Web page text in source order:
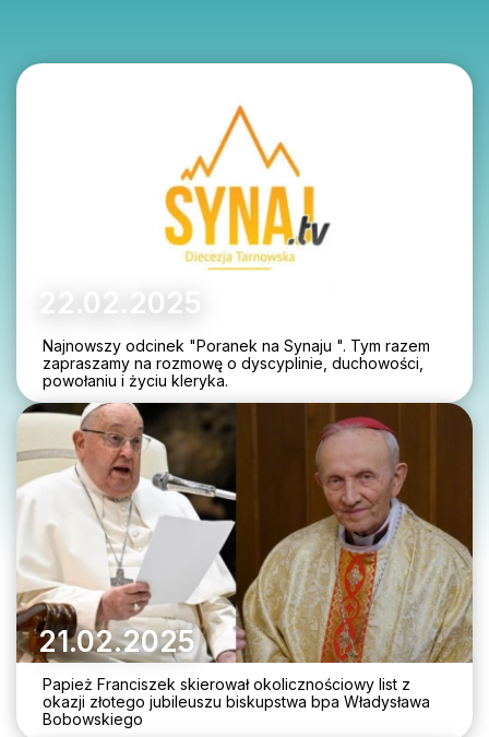
22.02.2025
Najnowszy odcinek "Poranek na Synaju ". Tym razem
zapraszamy na rozmowę o dyscyplinie, duchowości,
powołaniu i życiu kleryka.
21.02.2025
Papież Franciszek skierował okolicznościowy list z
okazji złotego jubileuszu biskupstwa bpa Władysława
Bobowskiego